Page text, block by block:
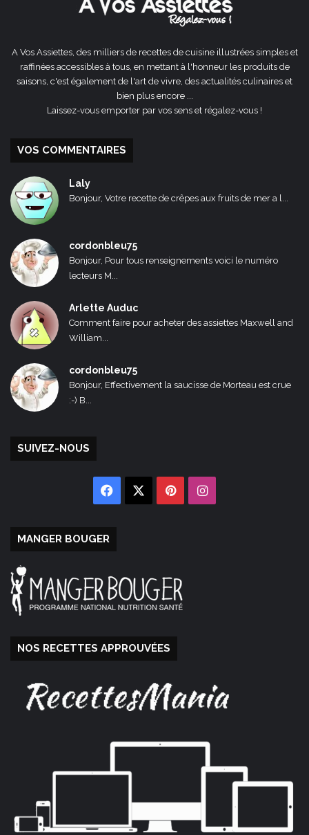
A Vos Assiettes, des milliers de recettes de cuisine illustrées simples et
raffinées accessibles à tous, en mettant à l'honneur les produits de
saisons, c'est également de l'art de vivre, des actualités culinaires et
bien plus encore ...
Laissez-vous emporter par vos sens et régalez-vous !
VOS COMMENTAIRES
Laly
Bonjour, Votre recette de crêpes aux fruits de mer a l...
cordonbleu75
Bonjour, Pour tous renseignements voici le numéro
lecteurs M...
Arlette Auduc
Comment faire pour acheter des assiettes Maxwell and
William...
cordonbleu75
Bonjour, Effectivement la saucisse de Morteau est crue
:-) B...
SUIVEZ-NOUS
Facebook PinterestInstagram
MANGER BOUGER
NOS RECETTES APPROUVÉES